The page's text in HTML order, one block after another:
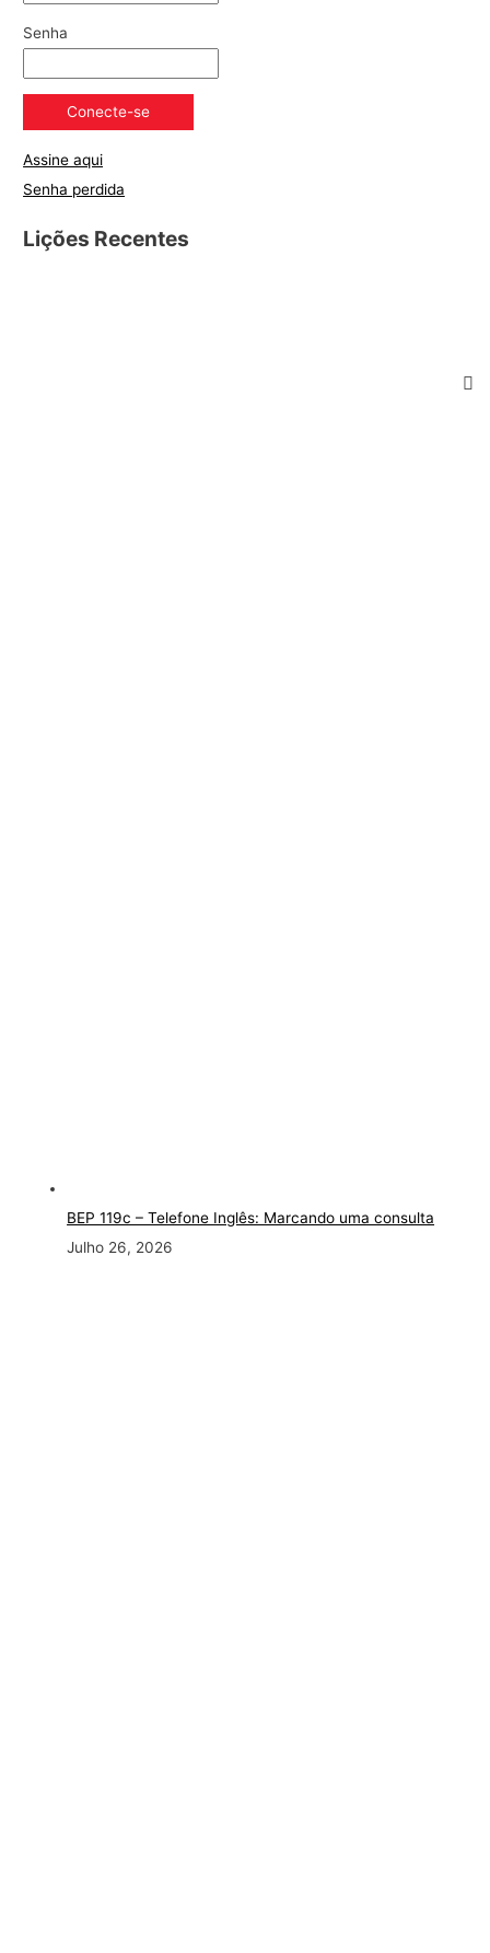
Senha
Assine aqui
Senha perdida
Lições Recentes
BEP 119c – Telefone Inglês: Marcando uma consulta
Julho 26, 2026